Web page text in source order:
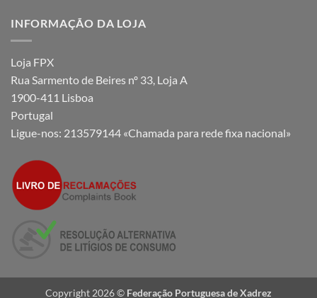
INFORMAÇÃO DA LOJA
Loja FPX
Rua Sarmento de Beires nº 33, Loja A
1900-411 Lisboa
Portugal
Ligue-nos: 213579144 «Chamada para rede fixa nacional»
Copyright 2026 © Federação Portuguesa de Xadrez